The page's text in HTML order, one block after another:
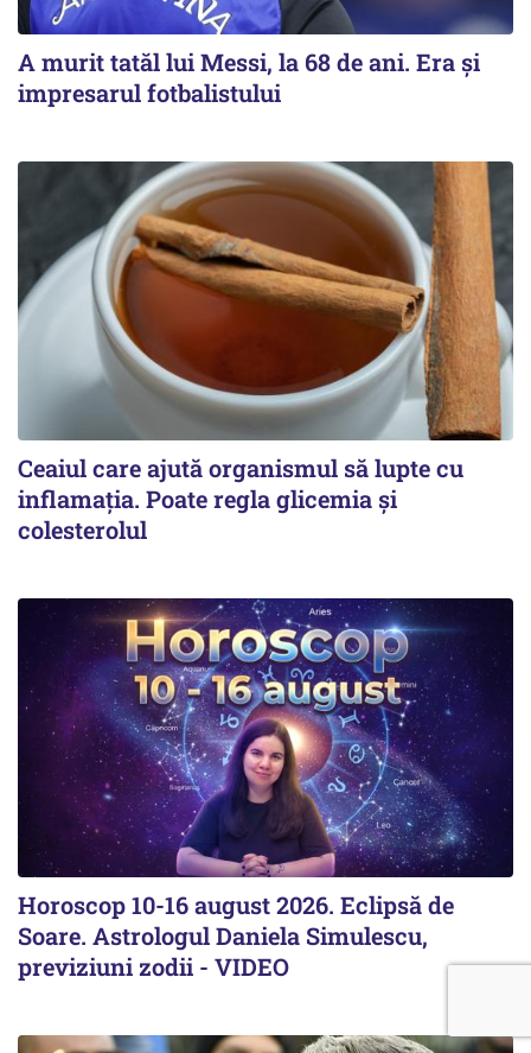
A murit tatăl lui Messi, la 68 de ani. Era și
impresarul fotbalistului
Ceaiul care ajută organismul să lupte cu
inflamația. Poate regla glicemia și
colesterolul
Horoscop 10-16 august 2026. Eclipsă de
Soare. Astrologul Daniela Simulescu,
previziuni zodii - VIDEO